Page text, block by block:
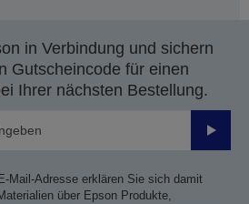
in Verbindung und sichern
Gutscheincode für einen
Ihrer nächsten Bestellung.
Mail-Adresse erklären Sie sich damit
über Epson Produkte,